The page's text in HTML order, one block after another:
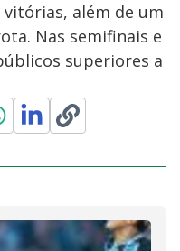
além de um
Nas semifinais e
superiores a